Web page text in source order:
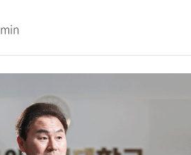
오 기획조정처장의 학교연혁 보고에
이어졌다.김종철 이사장은 기념사에서
립된 이후, 두 캠퍼스를 갖춘 명실상부한
지와 헌신, 원대한
이어 개교 100주년 향해 가고